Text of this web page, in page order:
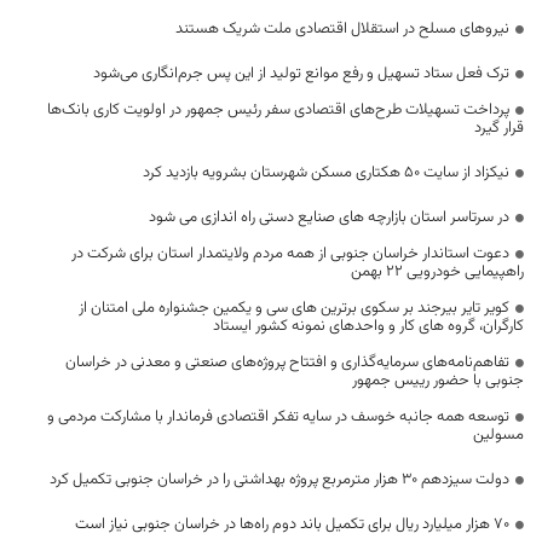
نیروهای مسلح در استقلال اقتصادی ملت شریک هستند
ترک فعل ستاد تسهیل و رفع موانع تولید از این پس جرم‌انگاری می‌شود
پرداخت تسهیلات طرح‌های اقتصادی سفر رئیس جمهور در اولویت کاری بانک‌ها
قرار گیرد
نیکزاد از سایت ۵۰ هکتاری مسکن شهرستان بشرویه بازدید کرد
در سرتاسر استان بازارچه های صنایع دستی راه اندازی می شود
دعوت استاندار خراسان جنوبی از همه مردم ولایتمدار استان برای شرکت در
راهپیمایی خودرویی 22 بهمن
کویر تایر بیرجند بر سکوی برترین های سی و یکمین جشنواره ملی امتنان از
کارگران، گروه های کار و واحدهای نمونه کشور ایستاد
تفاهم‌نامه‌های سرمایه‌گذاری و افتتاح پروژه‌های صنعتی و معدنی در خراسان
جنوبی با حضور رییس جمهور
توسعه همه جانبه خوسف در سایه تفکر اقتصادی فرماندار با مشارکت مردمی و
مسولین
دولت سیزدهم ۳۰ هزار مترمربع پروژه بهداشتی را در خراسان جنوبی تکمیل کرد
۷۰ هزار میلیارد ریال برای تکمیل باند دوم راه‌ها در خراسان جنوبی نیاز است